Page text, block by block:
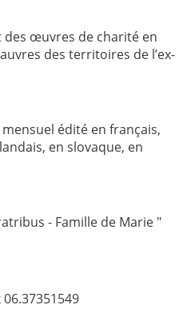
des œuvres de charité en
des territoires de l’ex-
édité en français,
en slovaque, en
- Famille de Marie "